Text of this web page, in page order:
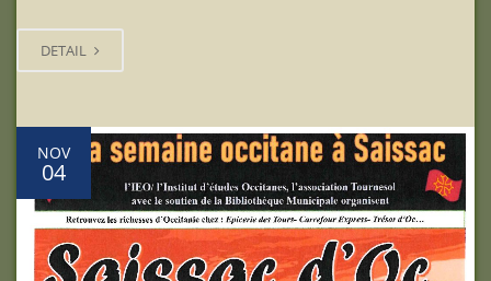
DETAIL
NOV
04